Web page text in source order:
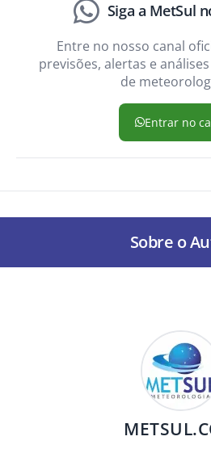
Siga a MetSul
Entre no nosso canal
previsões, alertas e
de
Entrar no
Sobre o